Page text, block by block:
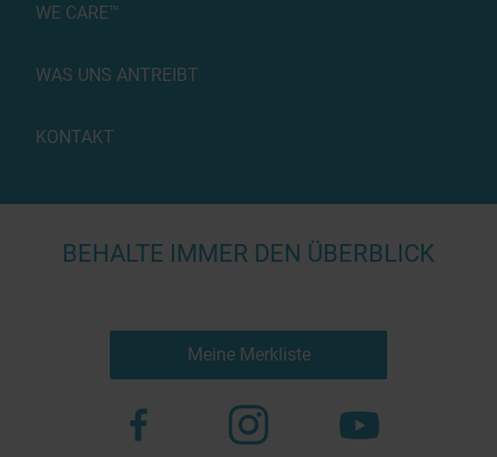
WE CARE™
WAS UNS ANTREIBT
KONTAKT
BEHALTE IMMER DEN ÜBERBLICK
Meine Merkliste